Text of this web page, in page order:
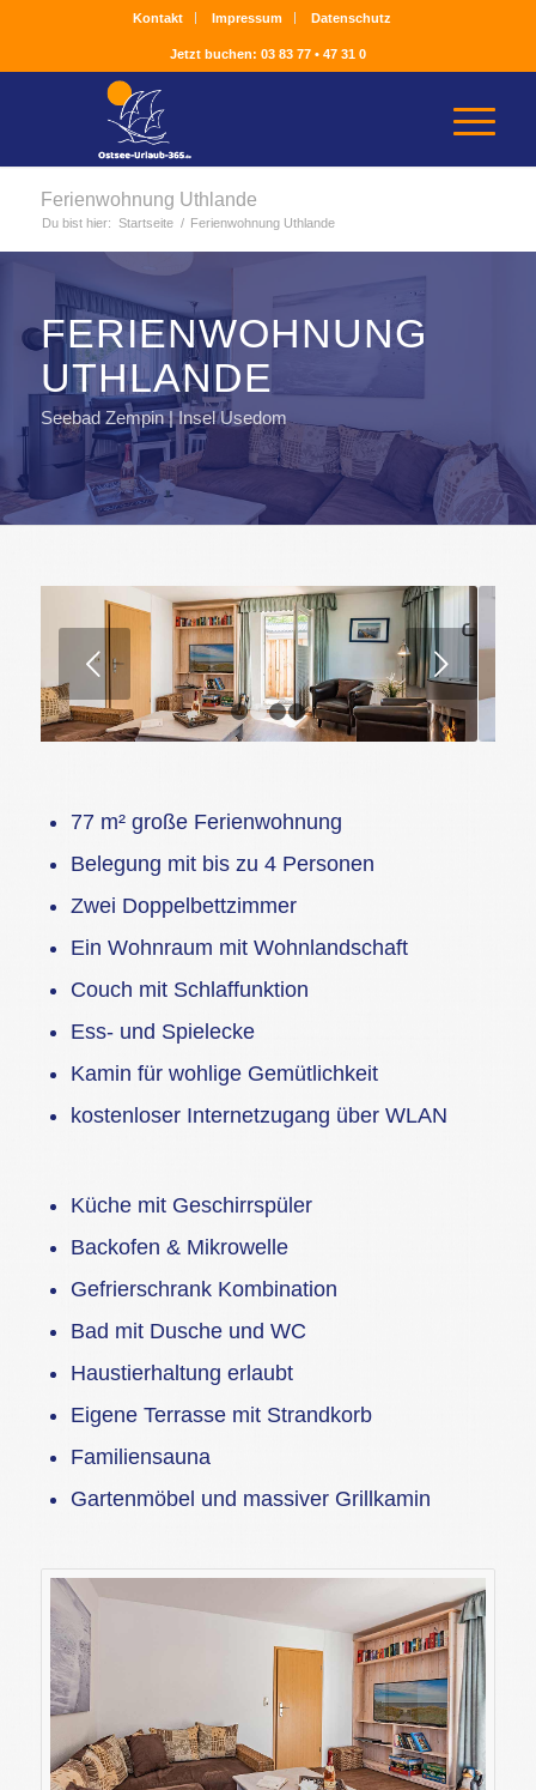
Kontakt Impressum Datenschutz
Jetzt buchen: 03 83 77 • 47 31 0
Ferienwohnung Uthlande
Du bist hier: Startseite / Ferienwohnung Uthlande
FERIENWOHNUNG
UTHLANDE
Seebad Zempin | Insel Usedom
Weiter
1 2 3 4
77 m² große Ferienwohnung
Belegung mit bis zu 4 Personen
Zwei Doppelbettzimmer
Ein Wohnraum mit Wohnlandschaft
Couch mit Schlaffunktion
Ess- und Spielecke
Kamin für wohlige Gemütlichkeit
kostenloser Internetzugang über WLAN
Küche mit Geschirrspüler
Backofen & Mikrowelle
Gefrierschrank Kombination
Bad mit Dusche und WC
Haustierhaltung erlaubt
Eigene Terrasse mit Strandkorb
Familiensauna
Gartenmöbel und massiver Grillkamin